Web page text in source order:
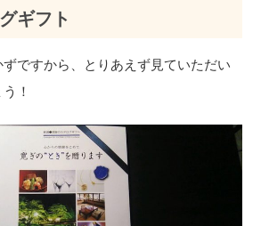
ギフト
ですから、とりあえず見ていただい
！